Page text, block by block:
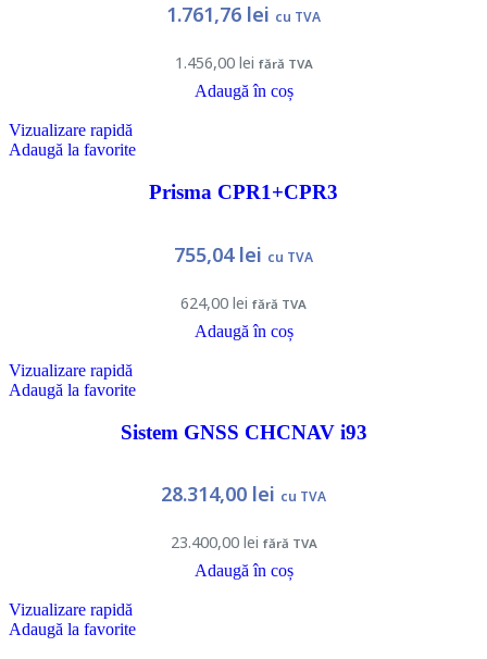
1.456,00 lei fără TVA
1.761,76 lei cu TVA
Adaugă în coș
Vizualizare rapidă
Adaugă la favorite
Prisma CPR1+CPR3
624,00 lei fără TVA
755,04 lei cu TVA
Adaugă în coș
Vizualizare rapidă
Adaugă la favorite
Sistem GNSS CHCNAV i93
23.400,00 lei fără TVA
28.314,00 lei cu TVA
Adaugă în coș
Vizualizare rapidă
Adaugă la favorite